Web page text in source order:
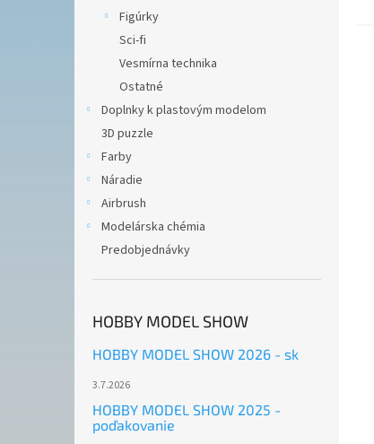
Figúrky
Sci-fi
Vesmírna technika
Ostatné
Doplnky k plastovým modelom
3D puzzle
Farby
Náradie
Airbrush
Modelárska chémia
Predobjednávky
HOBBY MODEL SHOW
HOBBY MODEL SHOW 2026 - sk
3.7.2026
HOBBY MODEL SHOW 2025 -
poďakovanie